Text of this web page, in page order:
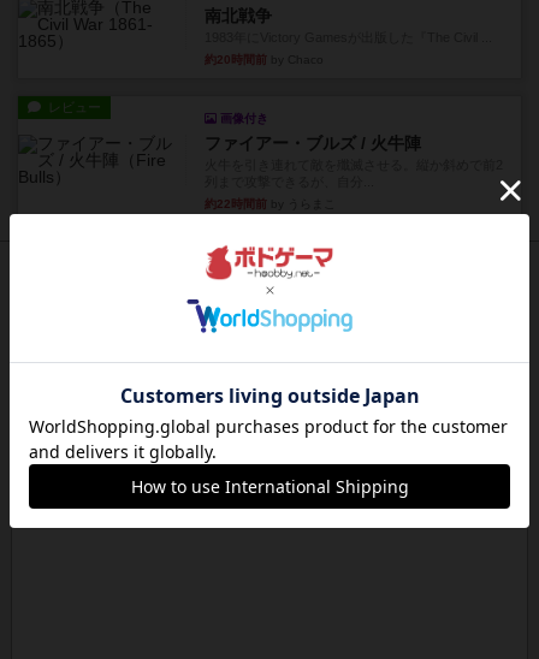
南北戦争
約20時間前
レビュー
画像付き
ファイアー・ブルズ / 火牛陣
約22時間前